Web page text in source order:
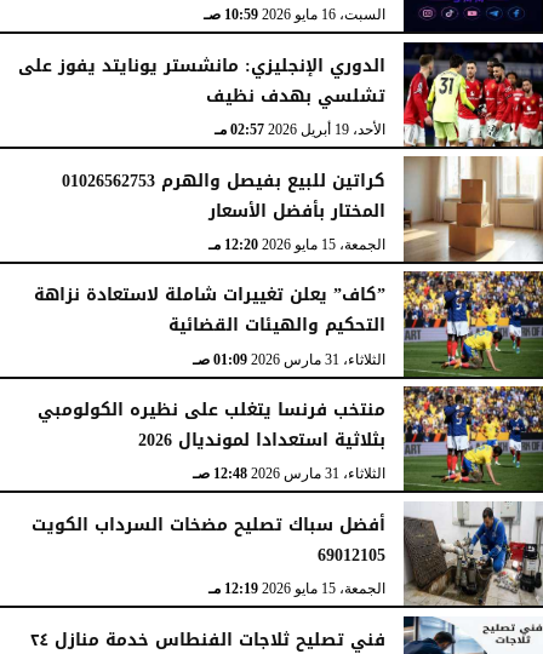
الإثنين، 22 يونيو 2026 12:11 مـالسبت، 16 مايو 2026 10:59 صـ
الدوري الإنجليزي: مانشستر يونايتد يفوز على
تشلسي بهدف نظيف
الأحد، 19 أبريل 2026 02:57 مـ
كراتين للبيع بفيصل والهرم 01026562753
المختار بأفضل الأسعار
الجمعة، 15 مايو 2026 12:20 مـ
”كاف” يعلن تغييرات شاملة لاستعادة نزاهة
التحكيم والهيئات القضائية
الثلاثاء، 31 مارس 2026 01:09 صـ
منتخب فرنسا يتغلب على نظيره الكولومبي
بثلاثية استعدادا لمونديال 2026
الثلاثاء، 31 مارس 2026 12:48 صـ
أفضل سباك تصليح مضخات السرداب الكويت
69012105
الجمعة، 15 مايو 2026 12:19 مـ
فني تصليح ثلاجات الفنطاس خدمة منازل ٢٤